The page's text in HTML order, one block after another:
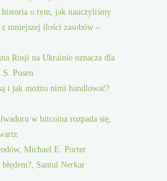
o tym, jak nauczyliśmy
mniejszej ilości zasobów –
Rosji na Ukrainie oznacza dla
Posen
i jak można nimi handlować?
w bitcoina rozpada się,
Michael E. Porter
Santul Nerkar